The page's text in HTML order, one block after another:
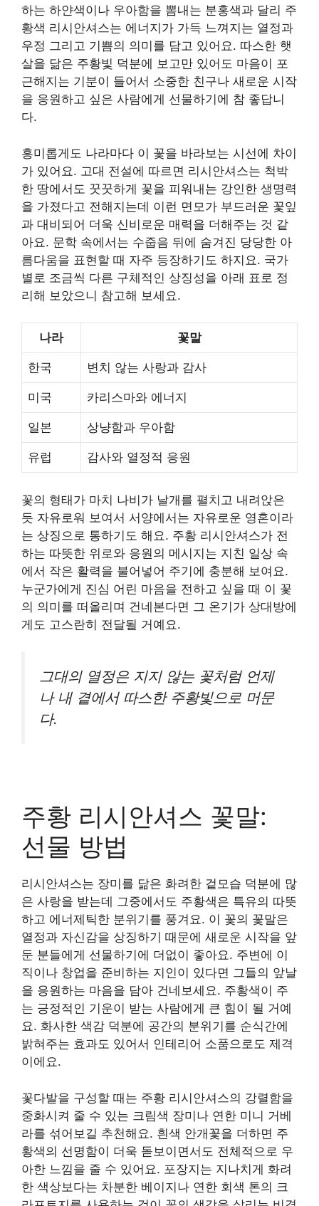
하는 하얀색이나 우아함을 뽐내는 분홍색과 달리 주
황색 리시안셔스는 에너지가 가득 느껴지는 열정과
우정 그리고 기쁨의 의미를 담고 있어요. 따스한 햇
살을 닮은 주황빛 덕분에 보고만 있어도 마음이 포
근해지는 기분이 들어서 소중한 친구나 새로운 시작
을 응원하고 싶은 사람에게 선물하기에 참 좋답니
다.
흥미롭게도 나라마다 이 꽃을 바라보는 시선에 차이
가 있어요. 고대 전설에 따르면 리시안셔스는 척박
한 땅에서도 꿋꿋하게 꽃을 피워내는 강인한 생명력
을 가졌다고 전해지는데 이런 면모가 부드러운 꽃잎
과 대비되어 더욱 신비로운 매력을 더해주는 것 같
아요. 문학 속에서는 수줍음 뒤에 숨겨진 당당한 아
름다움을 표현할 때 자주 등장하기도 하지요. 국가
별로 조금씩 다른 구체적인 상징성을 아래 표로 정
리해 보았으니 참고해 보세요.
나라 꽃말
한국 변치 않는 사랑과 감사
미국 카리스마와 에너지
일본 상냥함과 우아함
유럽 감사와 열정적 응원
꽃의 형태가 마치 나비가 날개를 펼치고 내려앉은
듯 자유로워 보여서 서양에서는 자유로운 영혼이라
는 상징으로 통하기도 해요. 주황 리시안셔스가 전
하는 따뜻한 위로와 응원의 메시지는 지친 일상 속
에서 작은 활력을 불어넣어 주기에 충분해 보여요.
누군가에게 진심 어린 마음을 전하고 싶을 때 이 꽃
의 의미를 떠올리며 건네본다면 그 온기가 상대방에
게도 고스란히 전달될 거예요.
그대의 열정은 지지 않는 꽃처럼 언제
나 내 곁에서 따스한 주황빛으로 머문
다.
주황 리시안셔스 꽃말:
선물 방법
리시안셔스는 장미를 닮은 화려한 겉모습 덕분에 많
은 사랑을 받는데 그중에서도 주황색은 특유의 따뜻
하고 에너제틱한 분위기를 풍겨요. 이 꽃의 꽃말은
열정과 자신감을 상징하기 때문에 새로운 시작을 앞
둔 분들에게 선물하기에 더없이 좋아요. 주변에 이
직이나 창업을 준비하는 지인이 있다면 그들의 앞날
을 응원하는 마음을 담아 건네보세요. 주황색이 주
는 긍정적인 기운이 받는 사람에게 큰 힘이 될 거예
요. 화사한 색감 덕분에 공간의 분위기를 순식간에
밝혀주는 효과도 있어서 인테리어 소품으로도 제격
이에요.
꽃다발을 구성할 때는 주황 리시안셔스의 강렬함을
중화시켜 줄 수 있는 크림색 장미나 연한 미니 거베
라를 섞어보길 추천해요. 흰색 안개꽃을 더하면 주
황색의 선명함이 더욱 돋보이면서도 전체적으로 우
아한 느낌을 줄 수 있어요. 포장지는 지나치게 화려
한 색상보다는 차분한 베이지나 연한 회색 톤의 크